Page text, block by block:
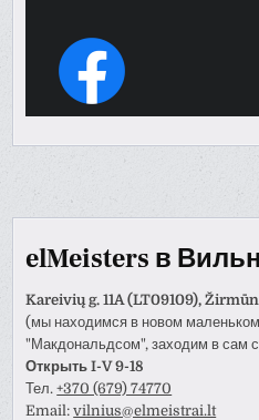
elMeisters в
Kareivių g. 11A (LT09109),
(мы находимся в новом
"Макдональдсом", заходим в сам
Открыть I-V 9-18
Тел.+370 (679) 74770
Email:vilnius@elmeistrai.lt